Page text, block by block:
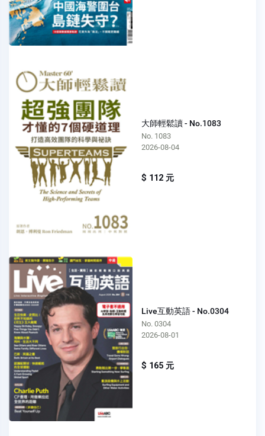
大師輕鬆讀 - No.1083
No. 1083
2026-08-04
$ 112 元
Live互動英語 - No.0304
No. 0304
2026-08-01
$ 165 元